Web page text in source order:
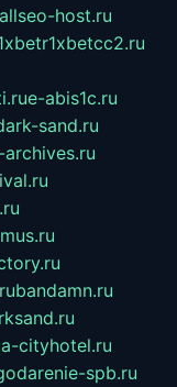
allseo-host.ru
e-abis1c.ru
sand.ru
archives.ru
bandamn.ru
cityhotel.ru
spb.ru